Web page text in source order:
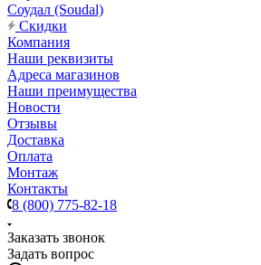
Соудал (Soudal)
Скидки
Компания
Наши реквизиты
Адреса магазинов
Наши преимущества
Новости
Отзывы
Доставка
Оплата
Монтаж
Контакты
8 (800) 775-82-18
Заказать звонок
Задать вопрос